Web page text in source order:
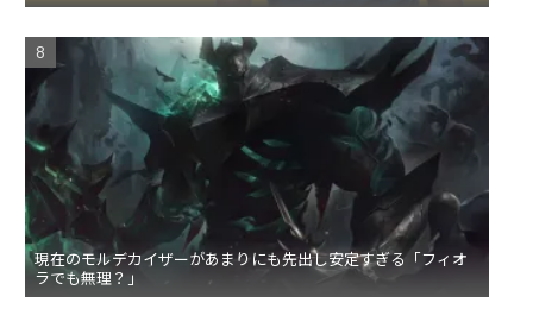
現在のモルデカイザーがあまりにも先出し安定すぎる「フィオ
ラでも無理？」